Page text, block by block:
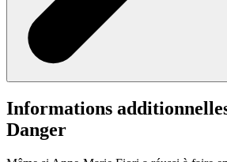
Informations
Danger